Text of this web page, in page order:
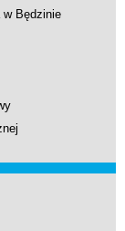
Będzinie